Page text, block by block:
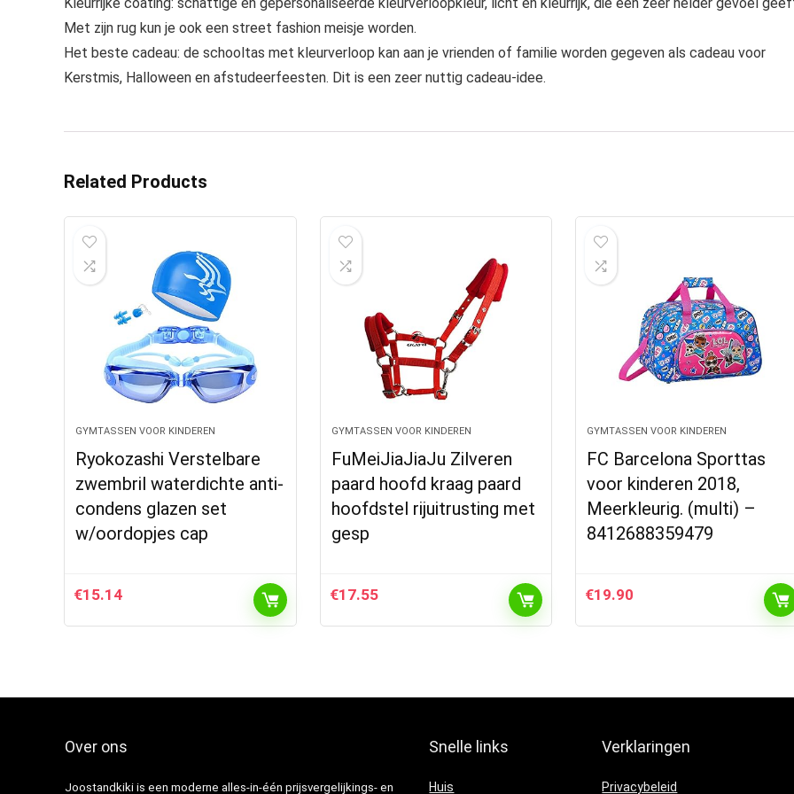
Met zijn rug kun je ook een street fashion meisje worden.
Het beste cadeau: de schooltas met kleurverloop kan aan je vrienden of familie worden gegeven als cadeau voor
Kerstmis, Halloween en afstudeerfeesten. Dit is een zeer nuttig cadeau-idee.
Related Products
GYMTASSEN VOOR KINDEREN
Ryokozashi Verstelbare
zwembril waterdichte anti-
condens glazen set
w/oordopjes cap
€15.14
GYMTASSEN VOOR KINDEREN
FuMeiJiaJiaJu Zilveren
paard hoofd kraag paard
hoofdstel rijuitrusting met
gesp
€17.55
GYMTASSEN VOOR KINDEREN
FC Barcelona Sporttas
voor kinderen 2018,
Meerkleurig. (multi) –
8412688359479
€19.90
Over ons
Joostandkiki is een moderne alles-in-één prijsvergelijkings- en
Snelle links
Huis
Verklaringen
Privacybeleid